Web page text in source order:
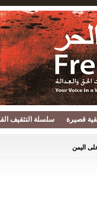
قصيرة سلسلة التثقيف
اليمن